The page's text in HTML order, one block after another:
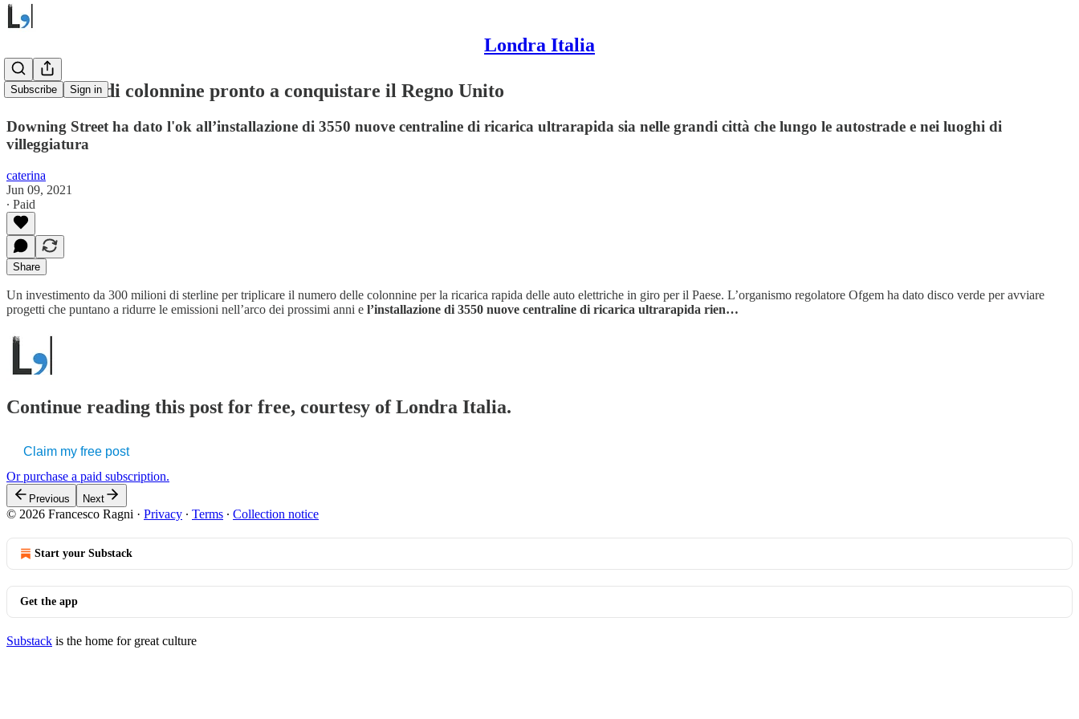
Londra Italia
Subscribe Sign in
Un esercito di colonnine pronto a conquistare il Regno Unito
Downing Street ha dato l'ok all’installazione di 3550 nuove centraline di ricarica ultrarapida sia nelle grandi città che lungo le autostrade e nei luoghi di
villeggiatura
caterina
Jun 09, 2021
∙ Paid
Share
Un investimento da 300 milioni di sterline per triplicare il numero delle colonnine per la ricarica rapida delle auto elettriche in giro per il Paese. L’organismo regolatore Ofgem ha dato disco verde per avviare
progetti che puntano a ridurre le emissioni nell’arco dei prossimi anni e l’installazione di 3550 nuove centraline di ricarica ultrarapida rien…
Continue reading this post for free, courtesy of Londra Italia.
Claim my free post
Or purchase a paid subscription.
Previous Next
© 2026 Francesco Ragni · Privacy ∙ Terms ∙ Collection notice
Start your Substack
Get the app
Substack is the home for great culture